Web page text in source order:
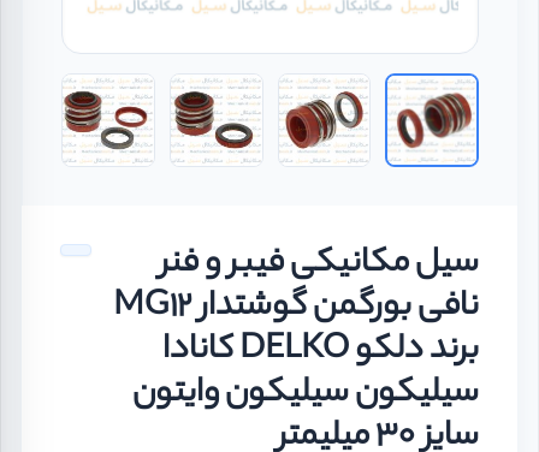
سیل مکانیکی فیبر و فنر
نافی بورگمن گوشتدار MG12
برند دلکو DELKO کانادا
سیلیکون سیلیکون وایتون
سایز 30 میلیمتر